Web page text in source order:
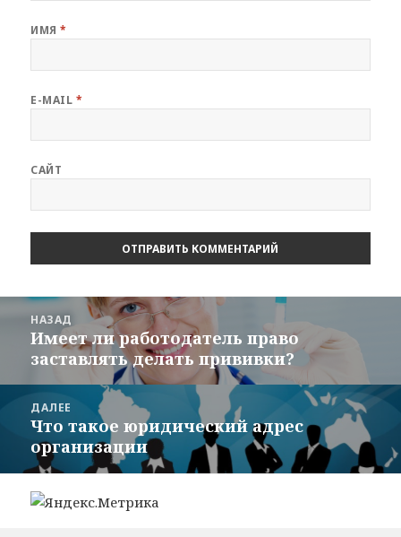
ИМЯ*
E-MAIL *
САЙТ
Навигация
записям
НАЗАД
Предыдущая
запись:
Имеет ли работодатель право
заставлять делать прививки?
ДАЛЕЕ
Следующая
запись:
Что такое юридический адрес
организации